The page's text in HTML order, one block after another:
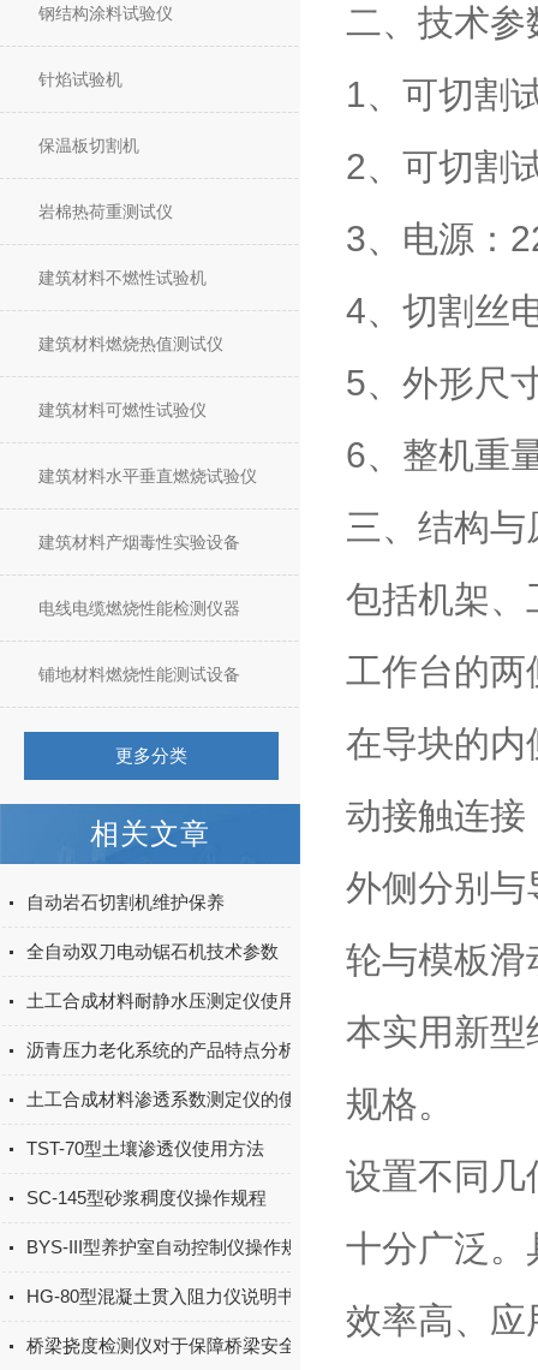
钢结构涂料试验仪
针焰试验机
保温板切割机
岩棉热荷重测试仪
建筑材料不燃性试验机
建筑材料燃烧热值测试仪
建筑材料可燃性试验仪
建筑材料水平垂直燃烧试验仪
建筑材料产烟毒性实验设备
电线电缆燃烧性能检测仪器
铺地材料燃烧性能测试设备
更多分类
相关文章
自动岩石切割机维护保养
全自动双刀电动锯石机技术参数
土工合成材料耐静水压测定仪使用方法
沥青压力老化系统的产品特点分析
土工合成材料渗透系数测定仪的使用说明书
TST-70型土壤渗透仪使用方法
SC-145型砂浆稠度仪操作规程
BYS-III型养护室自动控制仪操作规程
HG-80型混凝土贯入阻力仪说明书
桥梁挠度检测仪对于保障桥梁安全具有怎样的意义
二、技术参
1、可切割
2、可切割
3、电源：
4、切割丝
5、外形尺
6、整机重
三、结构与
包括机架、
工作台的两
在导块的内
动接触连接
外侧分别与
轮与模板滑
本实用新型
规格。
设置不同几
十分广泛。
效率高、应